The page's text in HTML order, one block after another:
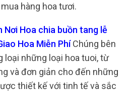
hàng hoa tươi.
Nơi Hoa chia buồn tang lễ
Hoa Miễn PhíChúng bên
loại những loại hoa tuoi, từ
và đơn giản cho đến những
thiết kế với tinh tế và sắc